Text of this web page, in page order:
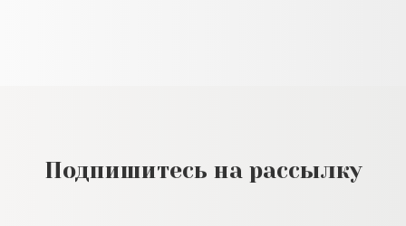
Подпишитесь на рассылку